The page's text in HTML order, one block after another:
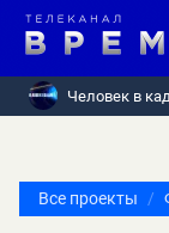
Человек в
Все проекты